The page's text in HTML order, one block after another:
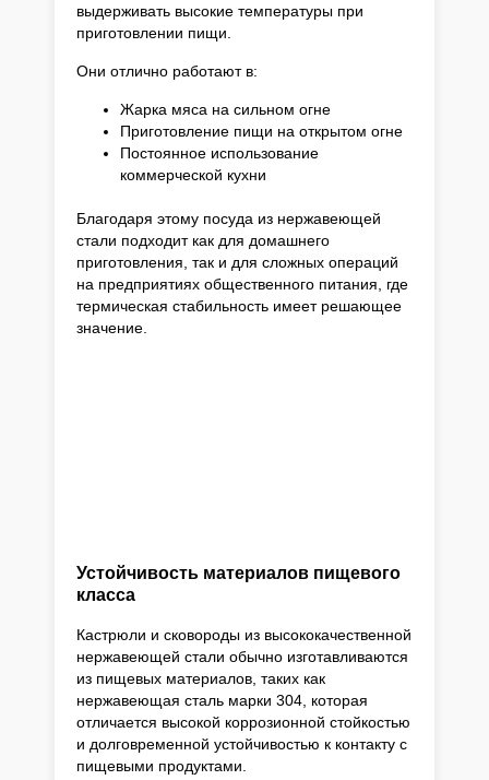
выдерживать высокие температуры при
приготовлении пищи.
Они отлично работают в:
Жарка мяса на сильном огне
Приготовление пищи на открытом огне
Постоянное использование
коммерческой кухни
Благодаря этому посуда из нержавеющей
стали подходит как для домашнего
приготовления, так и для сложных операций
на предприятиях общественного питания, где
термическая стабильность имеет решающее
значение.
Устойчивость материалов пищевого
класса
Кастрюли и сковороды из высококачественной
нержавеющей стали обычно изготавливаются
из пищевых материалов, таких как
нержавеющая сталь марки 304, которая
отличается высокой коррозионной стойкостью
и долговременной устойчивостью к контакту с
пищевыми продуктами.